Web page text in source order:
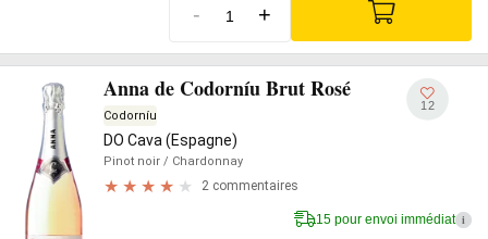
- +
Anna de Codorníu Brut Rosé
Codorníu
DO Cava (Espagne)
Pinot noir / Chardonnay
2 commentaires
12
15 pour envoi immédiat i